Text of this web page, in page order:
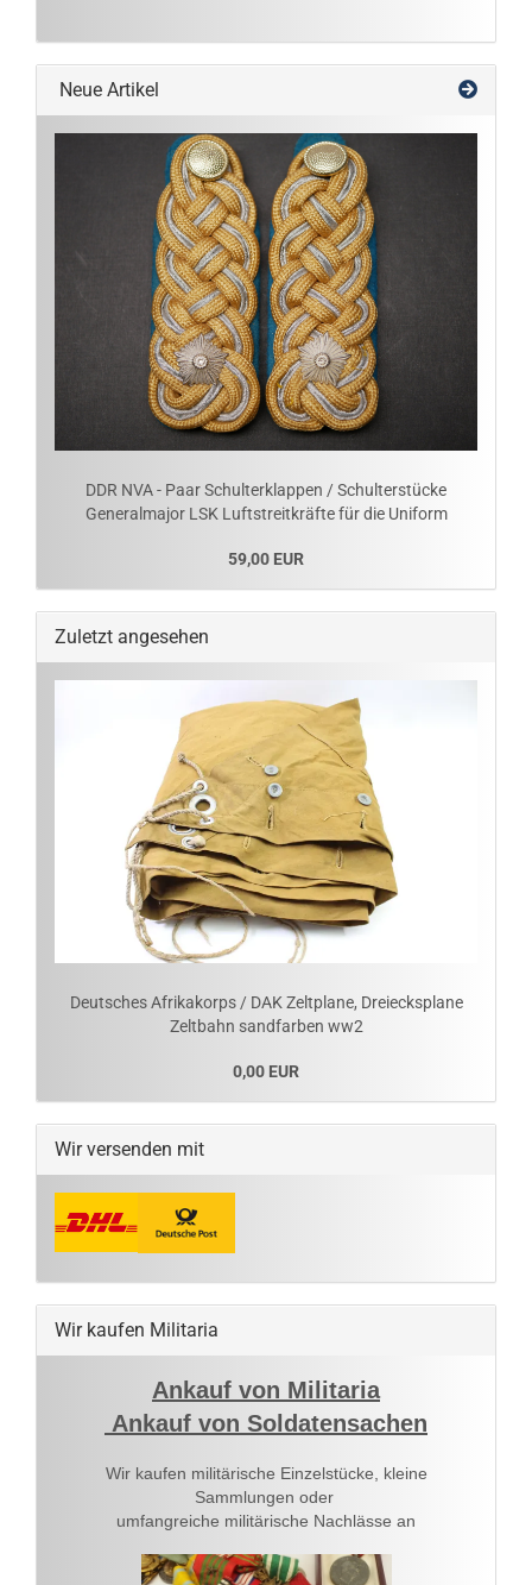
Neue Artikel
DDR NVA - Paar Schulterklappen / Schulterstücke
Generalmajor LSK Luftstreitkräfte für die Uniform
59,00 EUR
Zuletzt angesehen
Deutsches Afrikakorps / DAK Zeltplane, Dreiecksplane
Zeltbahn sandfarben ww2
0,00 EUR
Wir versenden mit
Wir kaufen Militaria
Ankauf von Militaria
Ankauf von Soldatensachen
Wir kaufen militärische Einzelstücke, kleine
Sammlungen oder
umfangreiche militärische Nachlässe an